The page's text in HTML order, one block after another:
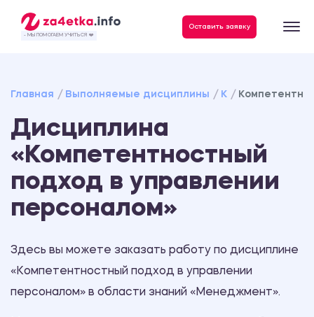
- МЫ ПОМОГАЕМ УЧИТЬСЯ ❤️
Оставить заявку
Главная Выполняемые дисциплины К
Дисциплина
«Компетентностный
подход в управлении
персоналом»
Здесь вы можете заказать работу по дисциплине
«Компетентностный подход в управлении
персоналом» в области знаний «Менеджмент».